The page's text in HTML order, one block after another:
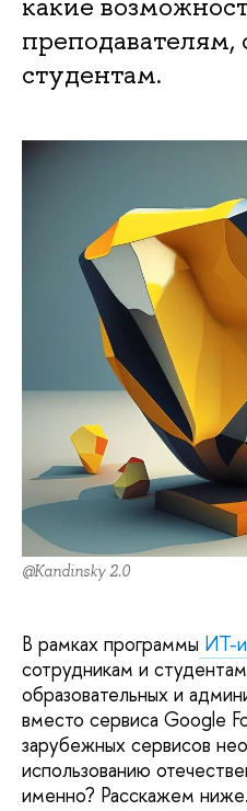
студентам.
@Kandinsky 2.0
В рамках программы ИТ-
сотрудникам и
образовательных и
вместо сервиса Google
зарубежных сервисов
использованию
именно? Расскажем ниже.